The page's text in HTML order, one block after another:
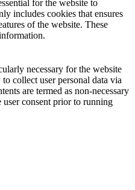
for the website to
includes cookies that ensures
of the website. These
necessary for the website
collect user personal data via
are termed as non-necessary
consent prior to running